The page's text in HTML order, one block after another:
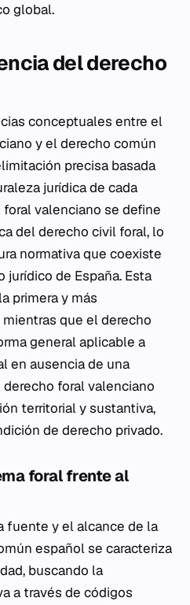
global.
del derecho
conceptuales entre el
y el derecho común
precisa basada
jurídica de cada
valenciano se define
del derecho civil foral, lo
normativa que coexiste
de España. Esta
primera y más
que el derecho
general aplicable a
en ausencia de una
foral valenciano
territorial y sustantiva,
de derecho privado.
foral frente al
fuente y el alcance de la
español se caracteriza
buscando la
a través de códigos